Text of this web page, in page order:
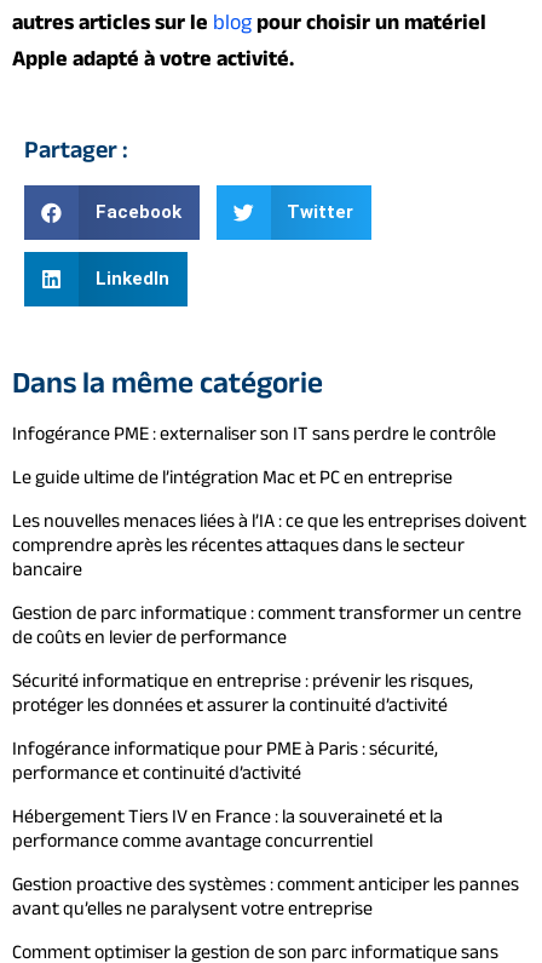
autres articles sur le blogpour choisir un matériel
Apple adapté à votre activité.
Partager :
Facebook Twitter
LinkedIn
Dans la même catégorie
Infogérance PME : externaliser son IT sans perdre le contrôle
Le guide ultime de l’intégration Mac et PC en entreprise
Les nouvelles menaces liées à l’IA : ce que les entreprises doivent
comprendre après les récentes attaques dans le secteur
bancaire
Gestion de parc informatique : comment transformer un centre
de coûts en levier de performance
Sécurité informatique en entreprise : prévenir les risques,
protéger les données et assurer la continuité d’activité
Infogérance informatique pour PME à Paris : sécurité,
performance et continuité d’activité
Hébergement Tiers IV en France : la souveraineté et la
performance comme avantage concurrentiel
Gestion proactive des systèmes : comment anticiper les pannes
avant qu’elles ne paralysent votre entreprise
Comment optimiser la gestion de son parc informatique sans